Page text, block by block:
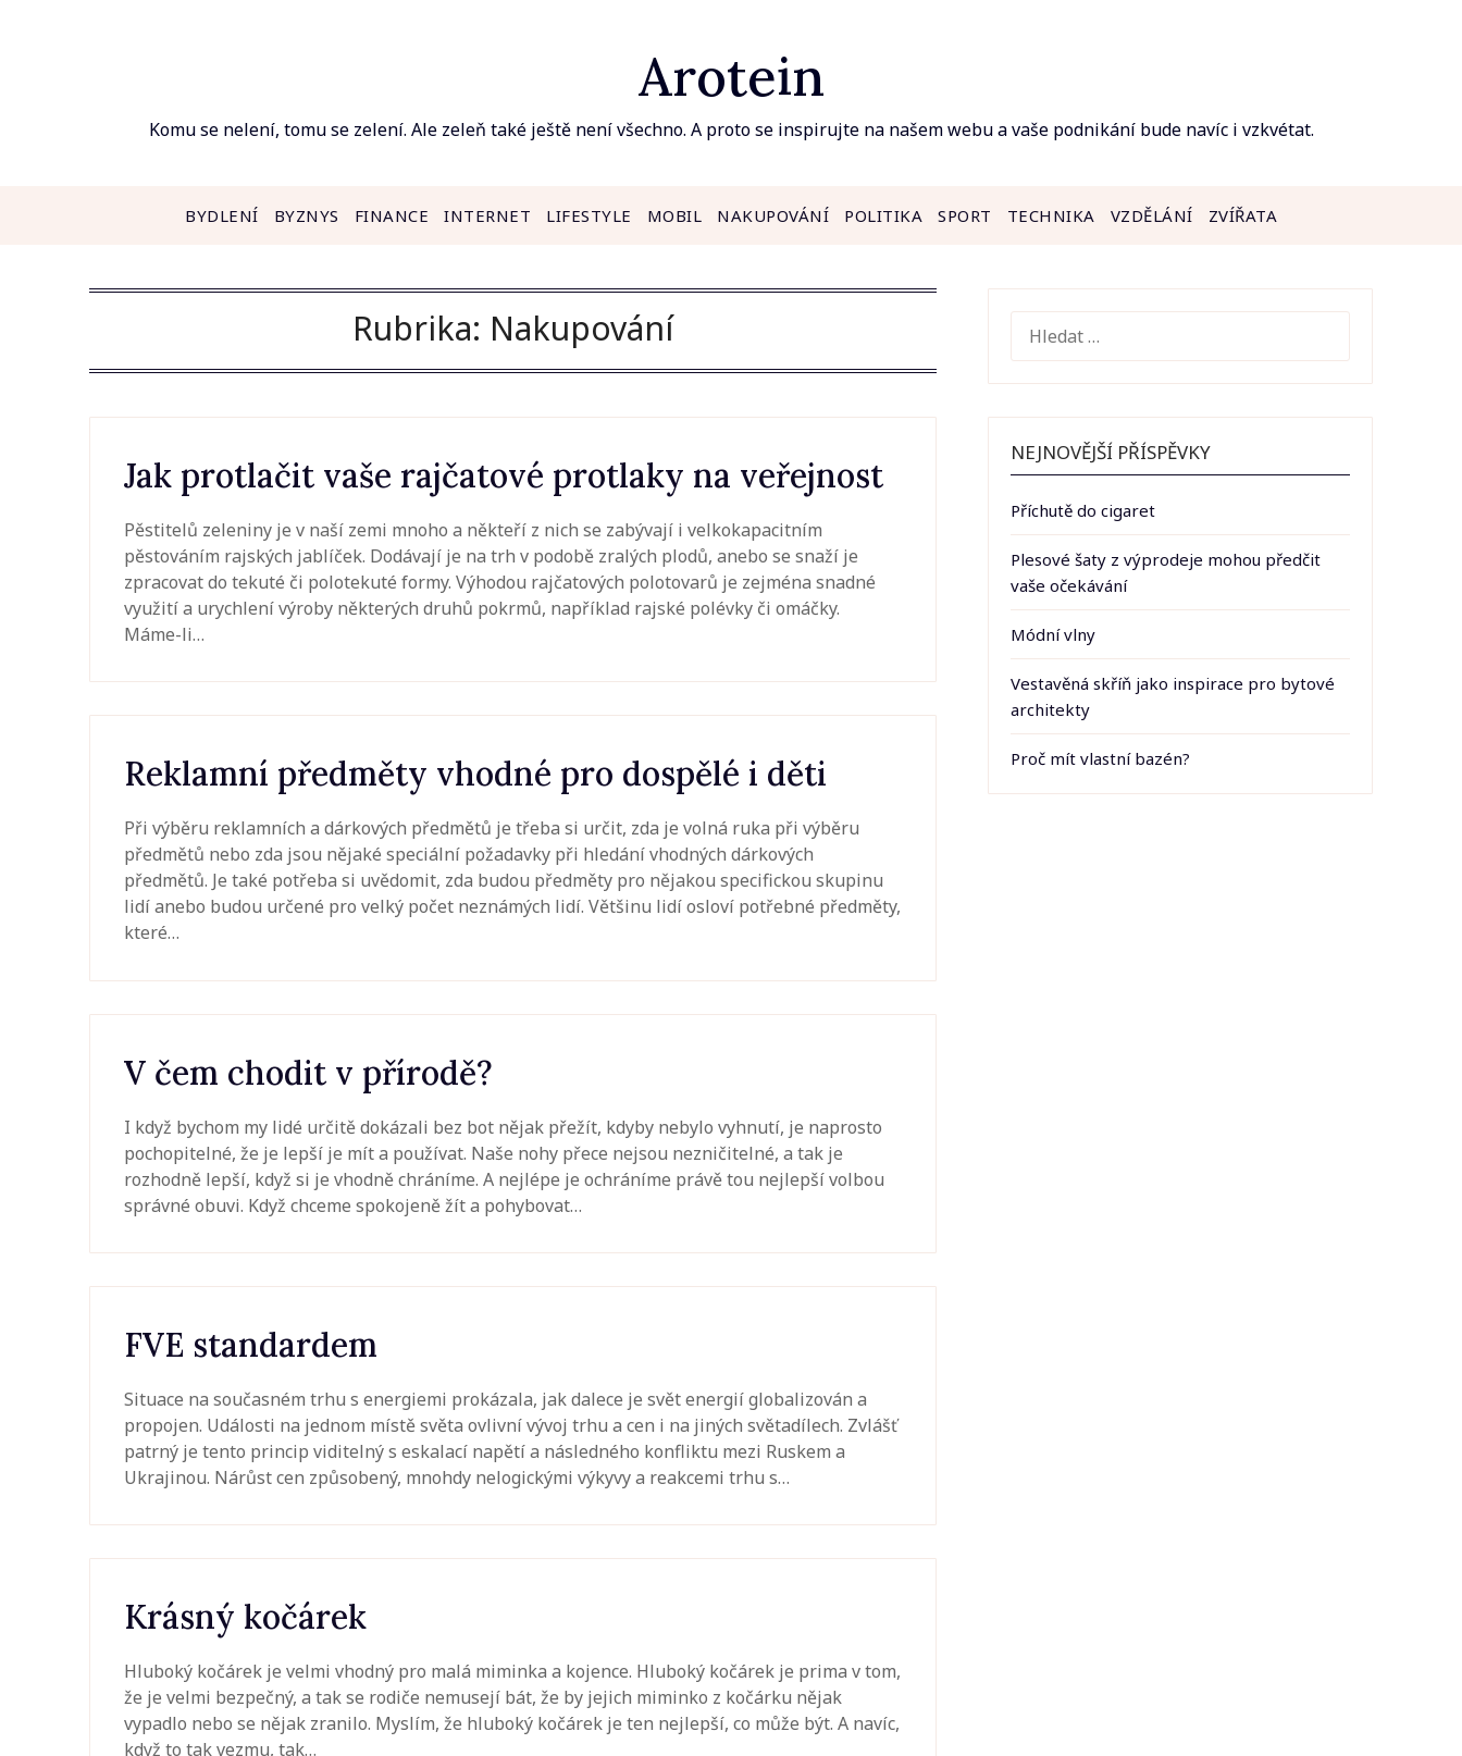
Arotein
Komu se nelení, tomu se zelení. Ale zeleň také ještě není všechno. A proto se inspirujte na našem webu a vaše podnikání bude navíc i vzkvétat.
BYDLENÍ BYZNYS FINANCE INTERNET LIFESTYLE MOBIL NAKUPOVÁNÍ POLITIKA SPORT TECHNIKA VZDĚLÁNÍ ZVÍŘATA
Rubrika: Nakupování
Jak protlačit vaše rajčatové protlaky na veřejnost
Pěstitelů zeleniny je v naší zemi mnoho a někteří z nich se zabývají i velkokapacitním
pěstováním rajských jablíček. Dodávají je na trh v podobě zralých plodů, anebo se snaží je
zpracovat do tekuté či polotekuté formy. Výhodou rajčatových polotovarů je zejména snadné
využití a urychlení výroby některých druhů pokrmů, například rajské polévky či omáčky.
Máme-li…
Reklamní předměty vhodné pro dospělé i děti
Při výběru reklamních a dárkových předmětů je třeba si určit, zda je volná ruka při výběru
předmětů nebo zda jsou nějaké speciální požadavky při hledání vhodných dárkových
předmětů. Je také potřeba si uvědomit, zda budou předměty pro nějakou specifickou skupinu
lidí anebo budou určené pro velký počet neznámých lidí. Většinu lidí osloví potřebné předměty,
které…
V čem chodit v přírodě?
I když bychom my lidé určitě dokázali bez bot nějak přežít, kdyby nebylo vyhnutí, je naprosto
pochopitelné, že je lepší je mít a používat. Naše nohy přece nejsou nezničitelné, a tak je
rozhodně lepší, když si je vhodně chráníme. A nejlépe je ochráníme právě tou nejlepší volbou
správné obuvi. Když chceme spokojeně žít a pohybovat…
FVE standardem
Situace na současném trhu s energiemi prokázala, jak dalece je svět energií globalizován a
propojen. Události na jednom místě světa ovlivní vývoj trhu a cen i na jiných světadílech. Zvlášť
patrný je tento princip viditelný s eskalací napětí a následného konfliktu mezi Ruskem a
Ukrajinou. Nárůst cen způsobený, mnohdy nelogickými výkyvy a reakcemi trhu s…
Krásný kočárek
Hluboký kočárek je velmi vhodný pro malá miminka a kojence. Hluboký kočárek je prima v tom,
že je velmi bezpečný, a tak se rodiče nemusejí bát, že by jejich miminko z kočárku nějak
vypadlo nebo se nějak zranilo. Myslím, že hluboký kočárek je ten nejlepší, co může být. A navíc,
když to tak vezmu, tak…
NEJNOVĚJŠÍ PŘÍSPĚVKY
Příchutě do cigaret
Plesové šaty z výprodeje mohou předčit
vaše očekávání
Módní vlny
Vestavěná skříň jako inspirace pro bytové
architekty
Proč mít vlastní bazén?